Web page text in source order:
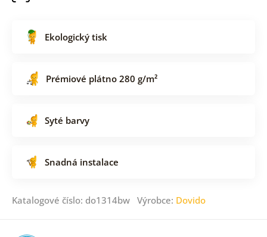
Ekologický tisk
Prémiové plátno 280 g/m²
Syté barvy
Snadná instalace
Katalogové číslo: do1314bw Výrobce: Dovido